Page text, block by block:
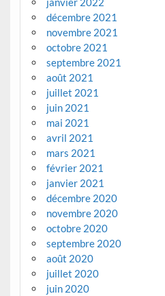
décembre 2021
novembre 2021
octobre 2021
septembre 2021
août 2021
juillet 2021
juin 2021
mai 2021
avril 2021
mars 2021
février 2021
janvier 2021
décembre 2020
novembre 2020
octobre 2020
septembre 2020
août 2020
juillet 2020
juin 2020